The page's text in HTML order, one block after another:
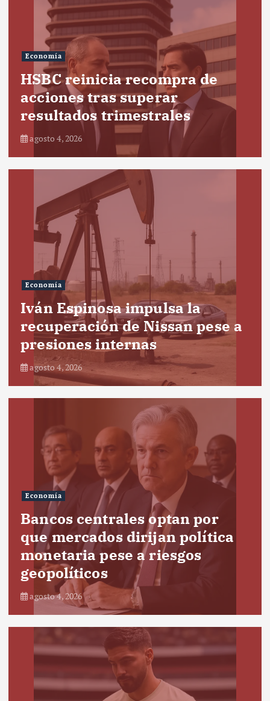
Economía
HSBC reinicia recompra de
acciones tras superar
resultados trimestrales
agosto 4, 2026
Economía
Iván Espinosa impulsa la
recuperación de Nissan pese a
presiones internas
agosto 4, 2026
Economía
Bancos centrales optan por
que mercados dirijan política
monetaria pese a riesgos
geopolíticos
agosto 4, 2026